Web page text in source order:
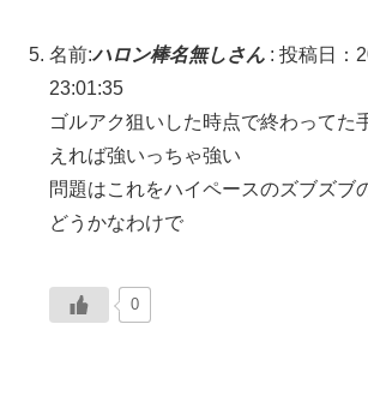
名前:ハロン棒名無しさん : 投稿日：
23:01:35
ゴルアク狙いした時点で終わってた
えれば強いっちゃ強い
問題はこれをハイペースのズブズブ
どうかなわけで
0